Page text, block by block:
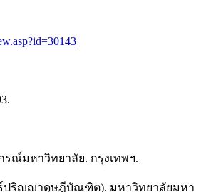
ณ์มหาวิทยาลัย. กรุงเทพฯ.
ธ์ปริญญาดุษฎีบัณฑิต). มหาวิทยาลัยมหา